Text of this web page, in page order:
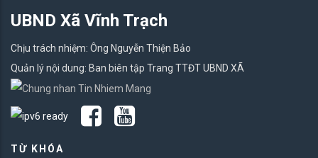
UBND Xã Vĩnh Trạch
Chịu trách nhiệm: Ông Nguyễn Thiện Bảo
Quản lý nội dung: Ban biên tập Trang TTĐT UBND XÃ
TỪ KHÓA